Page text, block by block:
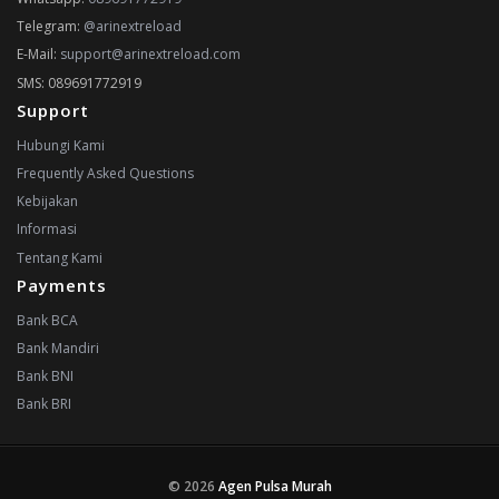
Telegram: @arinextreload
E-Mail: support@arinextreload.com
SMS: 089691772919
Support
Hubungi Kami
Frequently Asked Questions
Kebijakan
Informasi
Tentang Kami
Payments
Bank BCA
Bank Mandiri
Bank BNI
Bank BRI
© 2026 Agen Pulsa Murah